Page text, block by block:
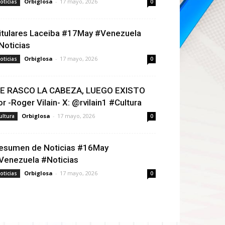
0
Laceiba #17May #Venezuela
Orbiglosa - 17 mayo, 2026 0
RASCO LA CABEZA, LUEGO EXISTO
-Roger Vilain- X: @rvilain1 #Cultura
Orbiglosa - 17 mayo, 2026 0
de Noticias #16May
#Noticias
Orbiglosa - 17 mayo, 2026 0